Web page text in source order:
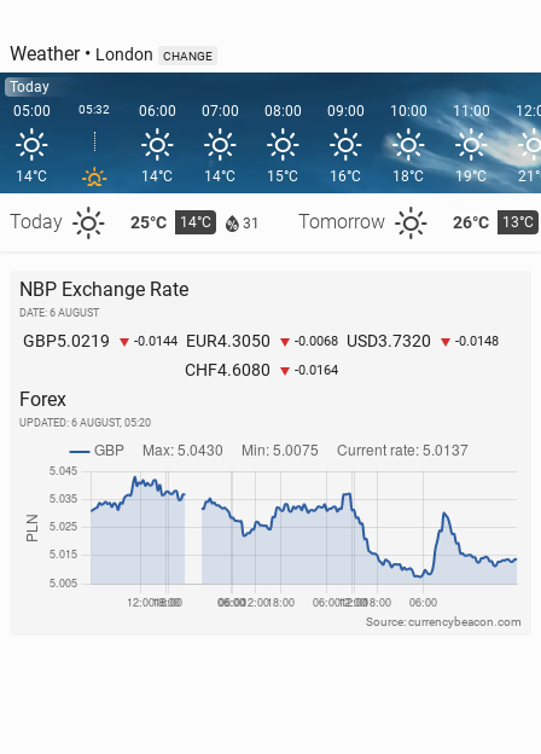
Weather• London CHANGE
Today
05:00
14°C
Today 25°C 14°C 31 Tomorrow 26°C 13°C
05:32 06:00
14°C
07:00
14°C
08:00
15°C
09:00
16°C
10:00
18°C
11:00
19°C
NBP Exchange Rate
DATE: 6 AUGUST
GBP5.0219 -0.0144 EUR4.3050 -0.0068 USD3.7320 -0.0148
CHF4.6080 -0.0164
Forex
UPDATED: 6 AUGUST, 05:20
Source: currencybeacon.com